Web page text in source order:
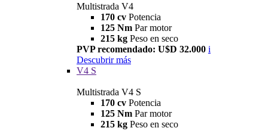
Multistrada V4
170 cv Potencia
125 Nm Par motor
215 kg Peso en seco
PVP recomendado: U$D 32.000 i
Descubrir más
V4 S
Multistrada V4 S
170 cv Potencia
125 Nm Par motor
215 kg Peso en seco